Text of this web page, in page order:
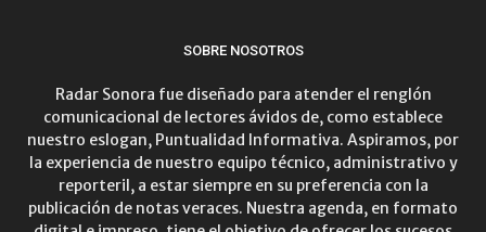
SOBRE NOSOTROS
Radar Sonora fue diseñado para atender el renglón
comunicacional de lectores ávidos de, como establece
nuestro eslogan, Puntualidad Informativa. Aspiramos, por
la experiencia de nuestro equipo técnico, administrativo y
reporteril, a estar siempre en su preferencia con la
publicación de notas veraces. Nuestra agenda, en formato